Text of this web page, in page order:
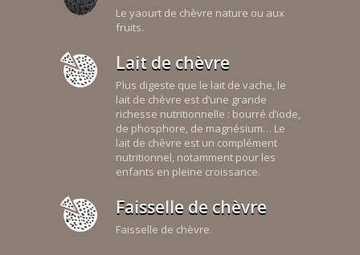
Le yaourt de chèvre nature ou aux
fruits.
Lait de chèvre
Plus digeste que le lait de vache, le
lait de chèvre est d’une grande
richesse nutritionnelle : bourré d’iode,
de phosphore, de magnésium… Le
lait de chèvre est un complément
nutritionnel, notamment pour les
enfants en pleine croissance.
Faisselle de chèvre
Faisselle de chèvre.